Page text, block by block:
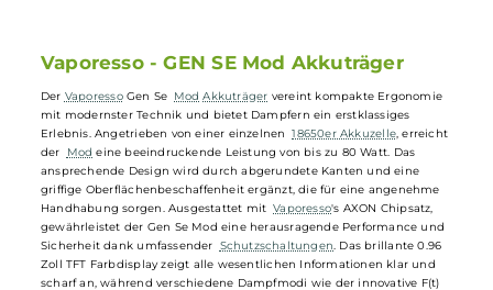
USB Typ-C Fast-Charging mit 5V/2A für schnelles Laden
Gefederter 510er Anschluss für optimale Konnektivität
Vaporesso - GEN SE Mod Akkuträger
DerVaporesso Gen Se Mod Akkuträger vereint kompakte Ergonomie
mit modernster Technik und bietet Dampfern ein erstklassiges
Erlebnis. Angetrieben von einer einzelnen 18650er Akkuzelle